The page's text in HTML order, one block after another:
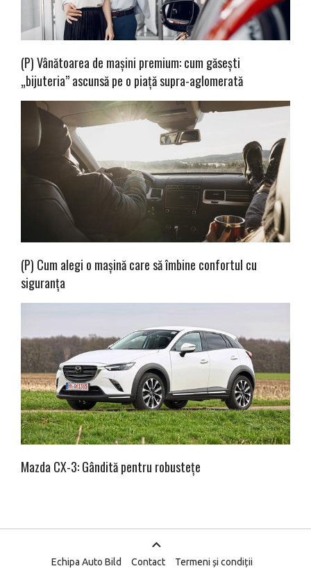
(P) Vânătoarea de mașini premium: cum găsești
„bijuteria” ascunsă pe o piață supra-aglomerată
(P) Cum alegi o mașină care să îmbine confortul cu
siguranța
Mazda CX-3: Gândită pentru robustețe
Echipa Auto Bild Contact Termeni și condiții